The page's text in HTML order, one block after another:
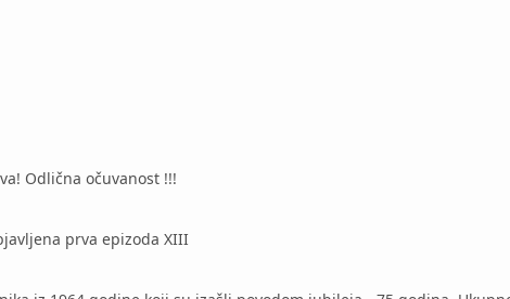
Odlična očuvanost !!!
prva epizoda XIII